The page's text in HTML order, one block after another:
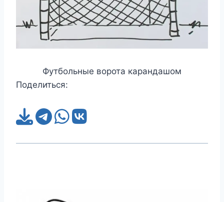
Футбольные ворота карандашом
Поделиться: